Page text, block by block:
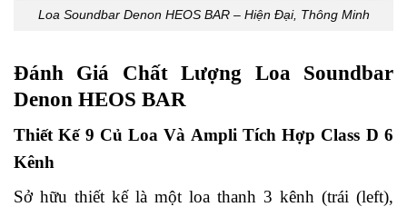
Loa Soundbar Denon HEOS BAR – Hiện Đại, Thông Minh
Đánh Giá Chất Lượng Loa Soundbar
Denon HEOS BAR
Thiết Kế 9 Củ Loa Và Ampli Tích Hợp Class D 6
Kênh
Sở hữu thiết kế là một loa thanh 3 kênh (trái (left),